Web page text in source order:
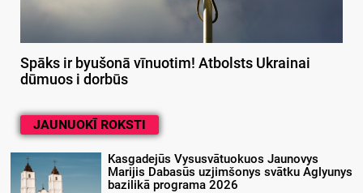
Spāks ir byušonā vīnuotim! Atbolsts Ukrainai
dūmuos i dorbūs
JAUNUOKĪ ROKSTI
Kasgadejūs Vysusvātuokuos Jaunovys
Marijis Dabasūs uzjimšonys svātku Aglyunys
bazilikā programa 2026